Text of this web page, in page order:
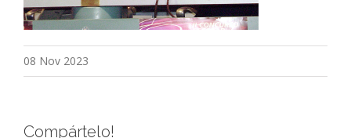
08 Nov 2023
Compártelo!